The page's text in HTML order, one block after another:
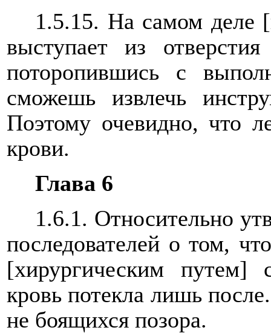
1.5.15. На самом деле
выступает из
поторопившись с
сможешь извлечь
Поэтому очевидно, что
крови.
Глава 6
1.6.1. Относительно
последователей о том,
[хирургическим путем]
кровь потекла лишь
не боящихся позора.